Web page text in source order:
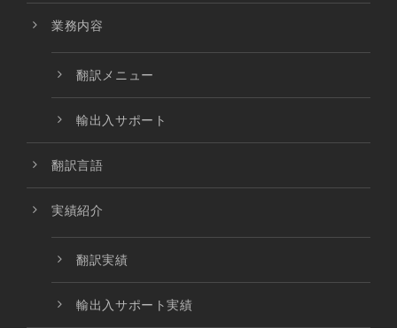
業務内容
翻訳メニュー
輸出入サポート
翻訳言語
実績紹介
翻訳実績
輸出入サポート実績